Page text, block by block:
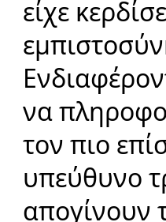
είχε
να
τον πιο
υπεύθυνο
απογίνουν